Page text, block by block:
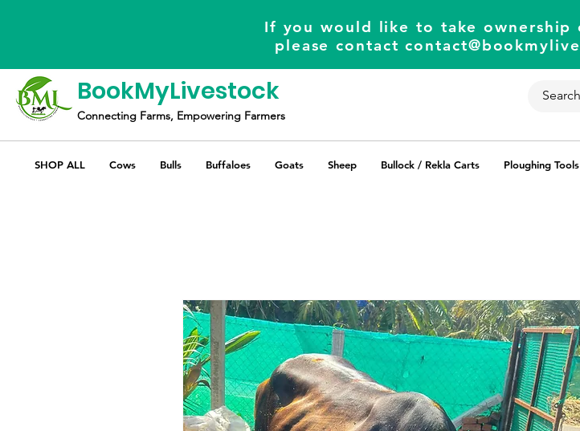
If you would like to take ownership
please contact
BookMyLivestock
Connecting Farms, Empowering Farmers
SHOP ALL Cows Bulls Buffaloes Goats Sheep Bullock / Rekla Carts Ploughing Tools